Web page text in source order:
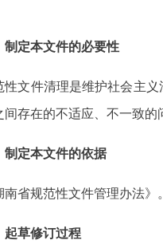
制定本文件的必要性
性文件清理是维护社会主
间存在的不适应、不一致
制定本文件的依据
南省规范性文件管理办法》。
起草修订过程